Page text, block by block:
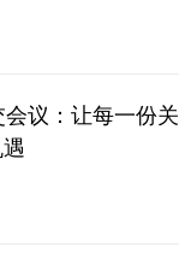
会议：让每一份关